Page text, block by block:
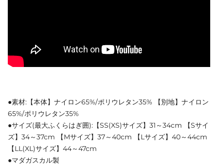
●素材:【本体】ナイロン65%/ポリウレタン35% 【別地】ナイロン
65%/ポリウレタン35%
●サイズ(最大ふくらはぎ囲):【SS(XS)サイズ】31～34cm 【Sサイ
ズ】34～37cm 【Mサイズ】37～40cm 【Lサイズ】40～44cm
【LL(XL)サイズ】44～47cm
●マダガスカル製